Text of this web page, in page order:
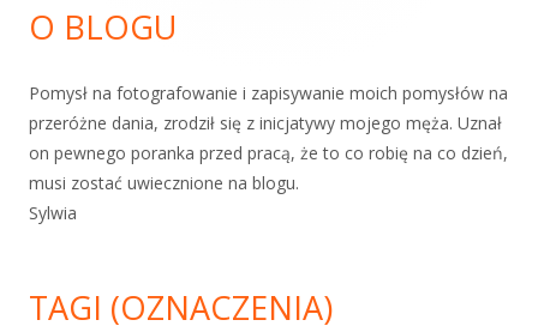
O BLOGU
Pomysł na fotografowanie i zapisywanie moich pomysłów na
przeróżne dania, zrodził się z inicjatywy mojego męża. Uznał
on pewnego poranka przed pracą, że to co robię na co dzień,
musi zostać uwiecznione na blogu.
Sylwia
TAGI (OZNACZENIA)